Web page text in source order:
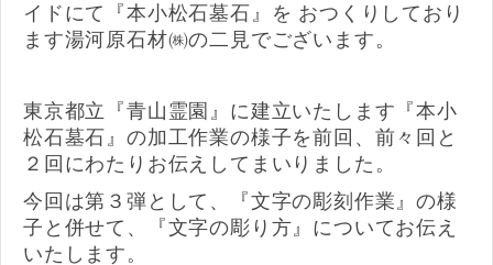
イドにて『本小松石墓石』を おつくりしており
ます湯河原石材㈱の二見でございます。
東京都立『青山霊園』に建立いたします『本小
松石墓石』の加工作業の様子を前回、前々回と
２回にわたりお伝えしてまいりました。
今回は第３弾として、『文字の彫刻作業』の様
子と併せて、『文字の彫り方』についてお伝え
いたします。